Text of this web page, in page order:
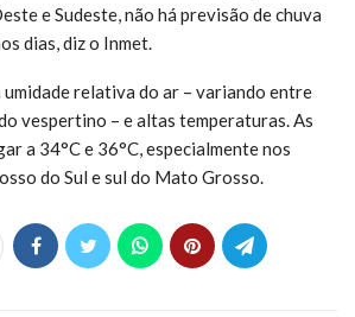
e Sudeste, não há previsão de chuva
dias, diz o Inmet.
umidade relativa do ar – variando entre
vespertino – e altas temperaturas. As
a 34°C e 36°C, especialmente nos
do Sul e sul do Mato Grosso.